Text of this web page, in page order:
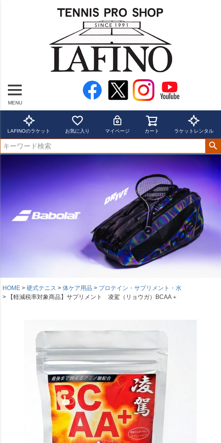
MENU
LAFINOのラケット お気に入り マイページ カート ラケットレンタル
HOME 硬式テニス 体ケア用品
プロテイン・サプリメント・水
【軽減税率対象商品】サプリメント 凌駕（リョウガ）BCAA＋